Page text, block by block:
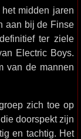
midden jaren
aan bij de Finse
ter ziele
Electric Boys.
van de mannen
zich toe op
doorspekt zijn
en tachtig. Het